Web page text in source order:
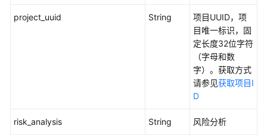
ShowTesthubTestReport
例
project_uuid String
项目UUID，项
目唯一标识，固
定长度32位字符
（字母和数
字）。获取方式
请参见获取项目I
D
risk_analysis String 风险分析